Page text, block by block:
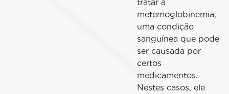
tratar a
metemoglobinemia,
uma condição
sanguínea que pode
ser causada por
certos
medicamentos.
Nestes casos, ele